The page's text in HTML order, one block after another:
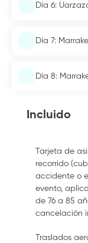
Día 6:
Día 7:
Día 8:
Incluido
Tarjeta de
recorrido
accidente o
evento,
de 76 a 85
cancelación
Traslados